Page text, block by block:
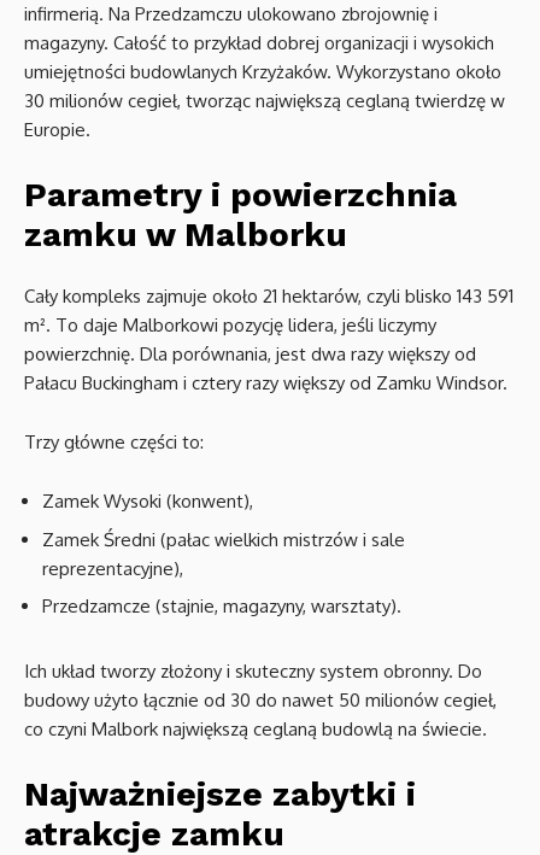
infirmerią. Na Przedzamczu ulokowano zbrojownię i
magazyny. Całość to przykład dobrej organizacji i wysokich
umiejętności budowlanych Krzyżaków. Wykorzystano około
30 milionów cegieł, tworząc największą ceglaną twierdzę w
Europie.
Parametry i powierzchnia
zamku w Malborku
Cały kompleks zajmuje około 21 hektarów, czyli blisko 143 591
m². To daje Malborkowi pozycję lidera, jeśli liczymy
powierzchnię. Dla porównania, jest dwa razy większy od
Pałacu Buckingham i cztery razy większy od Zamku Windsor.
Trzy główne części to:
Zamek Wysoki (konwent),
Zamek Średni (pałac wielkich mistrzów i sale
reprezentacyjne),
Przedzamcze (stajnie, magazyny, warsztaty).
Ich układ tworzy złożony i skuteczny system obronny. Do
budowy użyto łącznie od 30 do nawet 50 milionów cegieł,
co czyni Malbork największą ceglaną budowlą na świecie.
Najważniejsze zabytki i
atrakcje zamku